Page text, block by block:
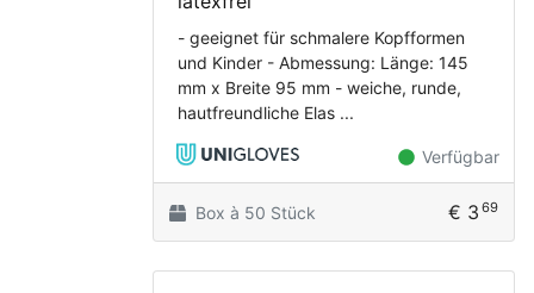
- geeignet für schmalere Kopfformen
und Kinder - Abmessung: Länge: 145
mm x Breite 95 mm - weiche, runde,
hautfreundliche Elas ...
Verfügbar
Box à 50 Stück € 3 69